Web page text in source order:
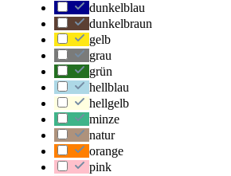
dunkelblau
dunkelbraun
gelb
grau
grün
hellblau
hellgelb
minze
natur
orange
pink